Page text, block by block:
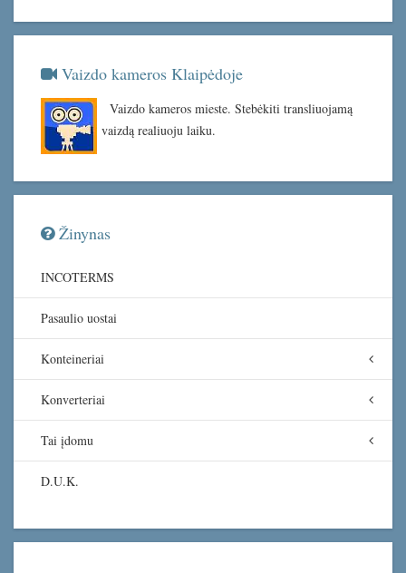
Vaizdo kameros Klaipėdoje
Vaizdo kameros mieste. Stebėkiti transliuojamą
vaizdą realiuoju laiku.
Žinynas
INCOTERMS
Pasaulio uostai
Konteineriai
Konverteriai
Tai įdomu
D.U.K.